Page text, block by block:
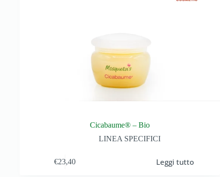
Cicabaume® – Bio
LINEA SPECIFICI
€23,40 Leggi tutto